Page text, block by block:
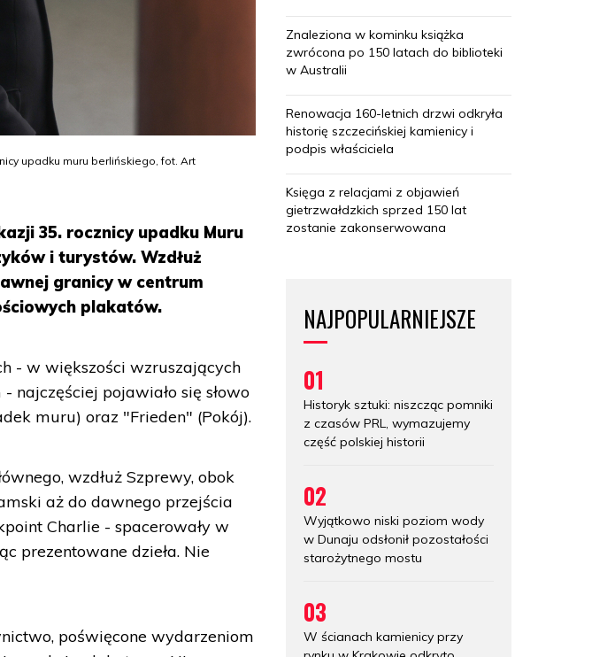
upadku muru berlińskiego, fot. Art
35. rocznicy upadku Muru
i turystów. Wzdłuż
granicy w centrum
plakatów.
- w większości wzruszających
najczęściej pojawiało się słowo
muru) oraz "Frieden" (Pokój).
wzdłuż Szprewy, obok
aż do dawnego przejścia
Charlie - spacerowały w
prezentowane dzieła. Nie
poświęcone wydarzeniom
Znaleziona w kominku książka
zwrócona po 150 latach do biblioteki
w Australii
Renowacja 160-letnich drzwi odkryła
historię szczecińskiej kamienicy i
podpis właściciela
Księga z relacjami z objawień
gietrzwałdzkich sprzed 150 lat
zostanie zakonserwowana
NAJPOPULARNIEJSZE
01
Historyk sztuki: niszcząc pomniki
z czasów PRL, wymazujemy
część polskiej historii
02
Wyjątkowo niski poziom wody
w Dunaju odsłonił pozostałości
starożytnego mostu
03
W ścianach kamienicy przy